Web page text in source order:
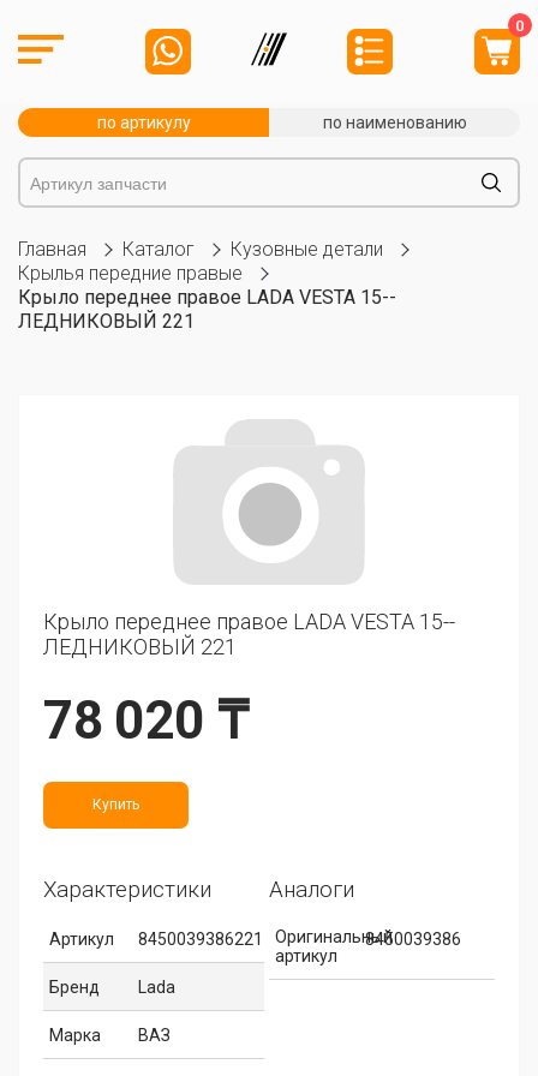
0
по артикулу по наименованию
Главная Каталог
Кузовные детали
Крылья передние правые
Крыло переднее правое LADA VESTA 15--
ЛЕДНИКОВЫЙ 221
Крыло переднее правое LADA VESTA 15--
ЛЕДНИКОВЫЙ 221
78 020 ₸
Купить
Характеристики
Артикул 8450039386221
Бренд Lada
Марка ВАЗ
Аналоги
Оригинальный
артикул
8450039386